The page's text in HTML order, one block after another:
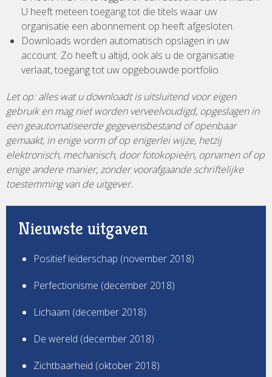
U heeft meteen toegang tot die titels waar uw
organisatie een abonnement op heeft afgesloten.
Downloads worden automatisch opslagen in uw
account. Zo heeft u altijd, ook als u de organisatie
verlaat, toegang tot uw opgebouwde portfolio.
Let op: alles wat u downloadt is uitsluitend voor eigen
gebruik en mag niet worden verveelvoudigd, opgeslagen in
een geautomatiseerde gegevensbestand of openbaar
gemaakt, in enige vorm of op enigerlei wijze, hetzij
elektronisch, mechanisch, door fotokopieën, opnamen of op
enige andere manier, zonder voorafgaande schriftelijke
toestemming van de uitgever.
Nieuwste uitgaven
Positief leiderschap (november 2018)
Perfectionisme (december 2018)
Lichaam (december 2018)
De wereld (december 2018)
Zichtbaarheid (oktober 2018)